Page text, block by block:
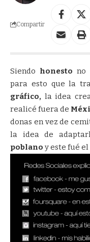
Compartir
Siendo honesto no
para esto que la
gráfico, la idea
realicé fuera de
donas en vez de
la idea de
poblano y este fué